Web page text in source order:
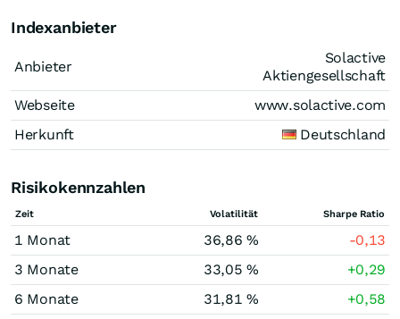
Indexanbieter
Anbieter
Solactive
Aktiengesellschaft
Webseite
www.solactive.com
Herkunft
Deutschland
Risikokennzahlen
Zeit Volatilität Sharpe Ratio
1 Monat 36,86 %
-0,13
3 Monate
33,05 %
+0,29
6 Monate
31,81 %
+0,58